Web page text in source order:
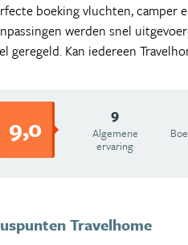
boeking vluchten, camper
werden snel
geregeld. Kan iedereen
9,0 9
Algemene
ervaring
Travelhome